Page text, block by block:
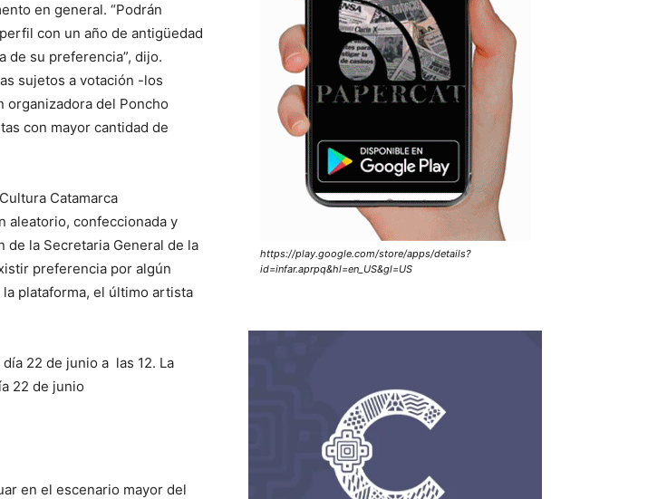
en general. “Podrán
con un año de antigüedad
de su preferencia”, dijo.
sujetos a votación -los
organizadora del Poncho
con mayor cantidad de
Catamarca
aleatorio, confeccionada y
de la Secretaria General de la
preferencia por algún
plataforma, el último artista
22 de junio a las 12. La
22 de junio
en el escenario mayor del
https://play.google.com/store/apps/details?
id=infar.aprpq&hl=en_US&gl=US